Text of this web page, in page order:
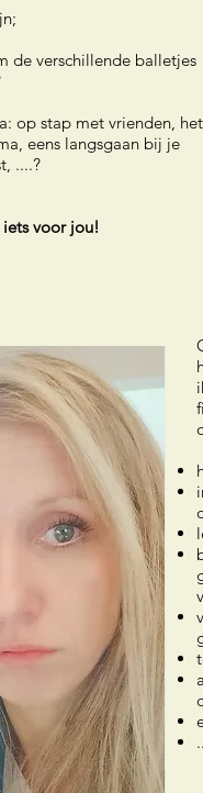
de verschillende balletjes
op stap met vrienden, het
eens langsgaan bij je
....?
iets voor jou!